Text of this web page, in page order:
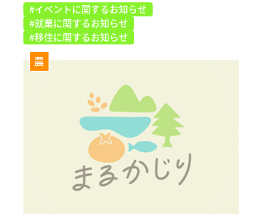
#イベントに関するお知らせ
#就業に関するお知らせ
#移住に関するお知らせ
農